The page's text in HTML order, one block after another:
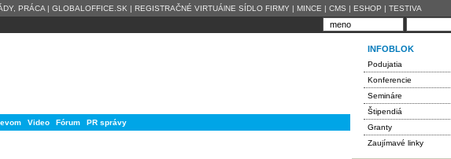
PRÁCA | GLOBALOFFICE.SK | REGISTRAČNÉ VIRTUÁlNE SÍDLO FIRMY | MINCE | CMS | ESHOP | TESTIVA
Video Fórum PR správy
INFOBLOK
Podujatia
Konferencie
Semináre
Štipendiá
Granty
Zaujímavé linky